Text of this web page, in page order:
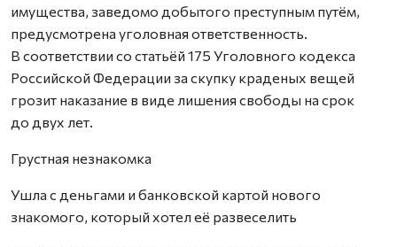
имущества, заведомо добытого преступным путём,
предусмотрена уголовная ответственность.
В соответствии со статьёй 175 Уголовного кодекса
Российской Федерации за скупку краденых вещей
грозит наказание в виде лишения свободы на срок
до двух лет.
Грустная незнакомка
Ушла с деньгами и банковской картой нового
знакомого, который хотел её развеселить